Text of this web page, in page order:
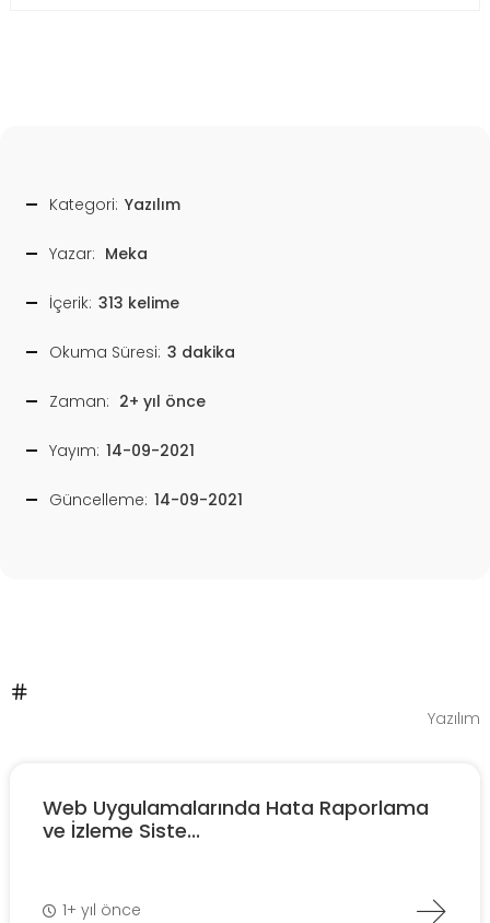
Kategori: Yazılım
Yazar: Meka
İçerik: 313 kelime
Okuma Süresi: 3 dakika
Zaman: 2+ yıl önce
Yayım: 14-09-2021
Güncelleme: 14-09-2021
Yazılım
Web Uygulamalarında Hata Raporlama
ve İzleme Siste...
1+ yıl önce